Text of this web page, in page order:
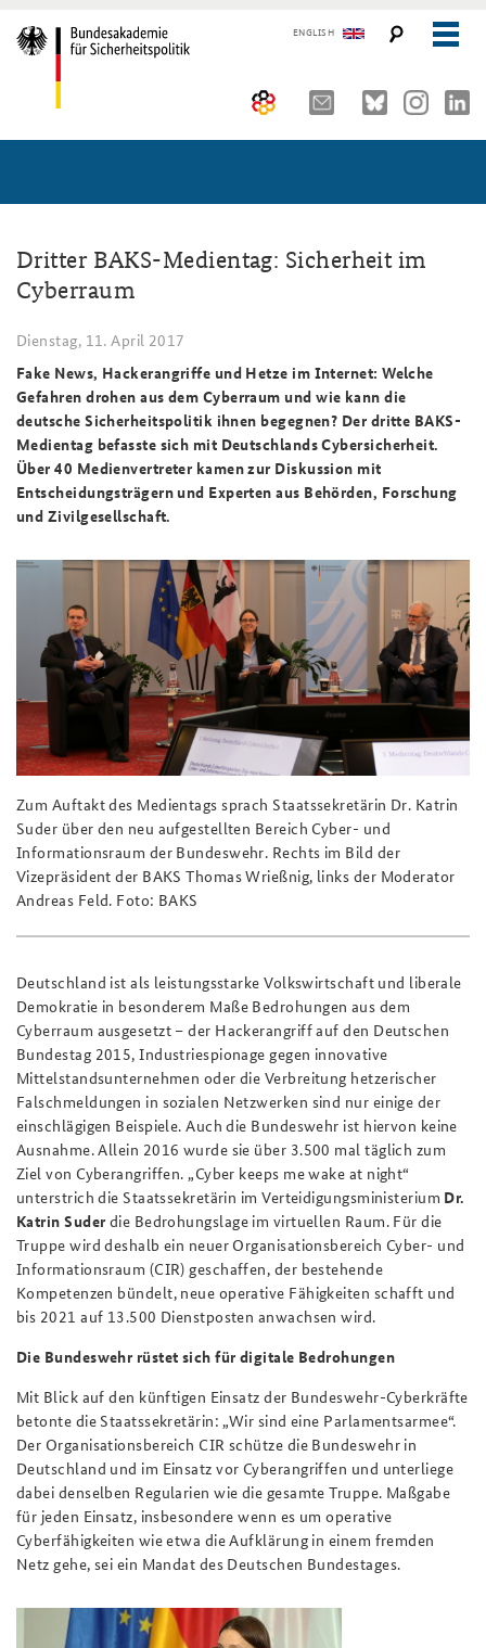
ENGLISH
Aktuelles (menu position rule)
Auftrag und Organisation
Historischer Ort
Kompetenzzentrum Strategische Vorausschau
Team
Sicherheitspolitische Nachwuchsarbeit
Beirat
Praktika an der BAKS
Anfahrt
Freundeskreis
10 Jahre AKJS
Seminare und Tagungen
Führungskräfteseminar für Sicherheitspolitik
Kernseminar für Sicherheitspolitik
Methodenseminar Strategische Vorausschau
Fachseminar Digitalisierung und Sicherheitspolitik
Fachseminar Desinformation und Sicherheitspolitik
Deutsches Forum Sicherheitspolitik
Arbeitskreis "Junge Sicherheitspolitiker"
Das Sicherheitspolitische Gespräch an der BAKS
Studierendenkonferenz Sicherheitspolitik gestalten
Publikationen und Presse
#angeBAKSt: Aktuelle Kommentare zur Sicherheitspolitik
Arbeitspapiere Sicherheitspolitik
Pressespiegel und Gastbeiträge von BAKS-Angehörigen
Ansprechpartner für Presse- und andere Medienanfragen
Newsletter-Archiv
STUDIENPLATTFORM
Dritter BAKS-Medientag: Sicherheit im
Cyberraum
Dienstag, 11. April 2017
Fake News, Hackerangriffe und Hetze im Internet: Welche
Gefahren drohen aus dem Cyberraum und wie kann die
deutsche Sicherheitspolitik ihnen begegnen? Der dritte BAKS-
Medientag befasste sich mit Deutschlands Cybersicherheit.
Über 40 Medienvertreter kamen zur Diskussion mit
Entscheidungsträgern und Experten aus Behörden, Forschung
und Zivilgesellschaft.
Zum Auftakt des Medientags sprach Staatssekretärin Dr. Katrin
Suder über den neu aufgestellten Bereich Cyber- und
Informationsraum der Bundeswehr. Rechts im Bild der
Vizepräsident der BAKS Thomas Wrießnig, links der Moderator
Andreas Feld. Foto: BAKS
Deutschland ist als leistungsstarke Volkswirtschaft und liberale
Demokratie in besonderem Maße Bedrohungen aus dem
Cyberraum ausgesetzt – der Hackerangriff auf den Deutschen
Bundestag 2015, Industriespionage gegen innovative
Mittelstandsunternehmen oder die Verbreitung hetzerischer
Falschmeldungen in sozialen Netzwerken sind nur einige der
einschlägigen Beispiele. Auch die Bundeswehr ist hiervon keine
Ausnahme. Allein 2016 wurde sie über 3.500 mal täglich zum
Ziel von Cyberangriffen. „Cyber keeps me wake at night“
unterstrich die Staatssekretärin im Verteidigungsministerium Dr.
Katrin Suder die Bedrohungslage im virtuellen Raum. Für die
Truppe wird deshalb ein neuer Organisationsbereich Cyber- und
Informationsraum (CIR) geschaffen, der bestehende
Kompetenzen bündelt, neue operative Fähigkeiten schafft und
bis 2021 auf 13.500 Dienstposten anwachsen wird.
Die Bundeswehr rüstet sich für digitale Bedrohungen
Mit Blick auf den künftigen Einsatz der Bundeswehr-Cyberkräfte
betonte die Staatssekretärin: „Wir sind eine Parlamentsarmee“.
Der Organisationsbereich CIR schütze die Bundeswehr in
Deutschland und im Einsatz vor Cyberangriffen und unterliege
dabei denselben Regularien wie die gesamte Truppe. Maßgabe
für jeden Einsatz, insbesondere wenn es um operative
Cyberfähigkeiten wie etwa die Aufklärung in einem fremden
Netz gehe, sei ein Mandat des Deutschen Bundestages.